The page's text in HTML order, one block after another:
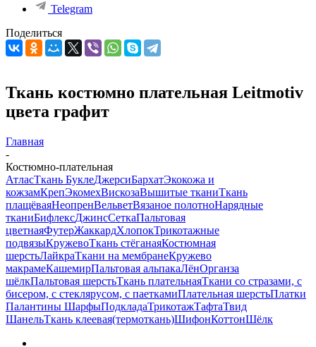
Telegram
Поделиться
Ткань костюмно плательная Leitmotiv
цвета графит
Главная
-
Костюмно-плательная
АтласТкань БуклеДжерсиБархатЭкокожа и
кожзамКрепЭкомехВискозаВышитые тканиТкань
плащёваяНеопренВельветВязаное полотноНарядные
тканиБифлексДжинсСеткаПальтовая
цветнаяФутерЖаккардХлопокТрикотажные
подвязыКружевоТкань стёганаяКостюмная
шерстьЛайкраТкани на мембранеКружево
макрамеКашемирПальтовая альпакаЛёнОрганза
шёлкПальтовая шерстьТкань плательнаяТкани со стразами, с
бисером, с стеклярусом, с паеткамиПлательная шерстьПлатки
Палантины ШарфыПодкладаТрикотажТафтаТвид
ШанельТкань клеевая(термоткань)ШифонКоттонШёлк